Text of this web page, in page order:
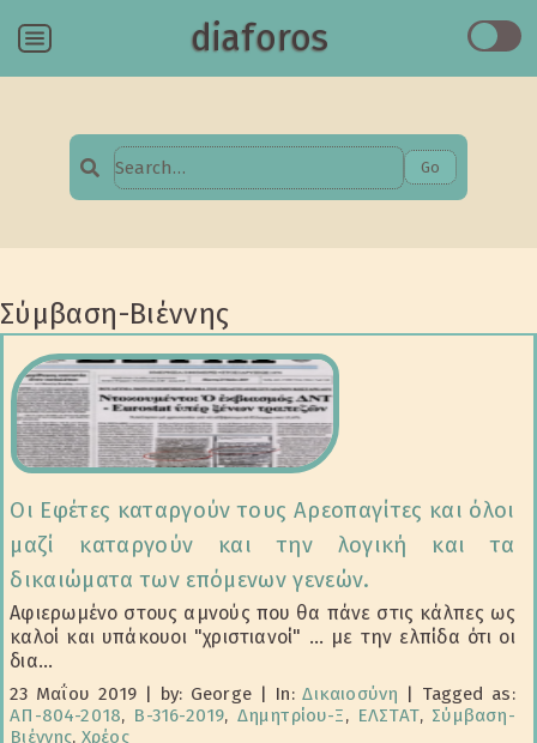
Menu diaforos
Search
Go
Σύμβαση-Βιέννης
Οι Εφέτες καταργούν τους Αρεοπαγίτες και όλοι
μαζί καταργούν και την λογική και τα
δικαιώματα των επόμενων γενεών.
Αφιερωμένο στους αμνούς που θα πάνε στις κάλπες ως
καλοί και υπάκουοι "χριστιανοί" ... με την ελπίδα ότι οι
δια...
23 Μαΐου 2019 | by: George| In:Δικαιοσύνη | Tagged as:
ΑΠ-804-2018, Β-316-2019, Δημητρίου-Ξ, ΕΛΣΤΑΤ, Σύμβαση-
Βιέννης, Χρέος